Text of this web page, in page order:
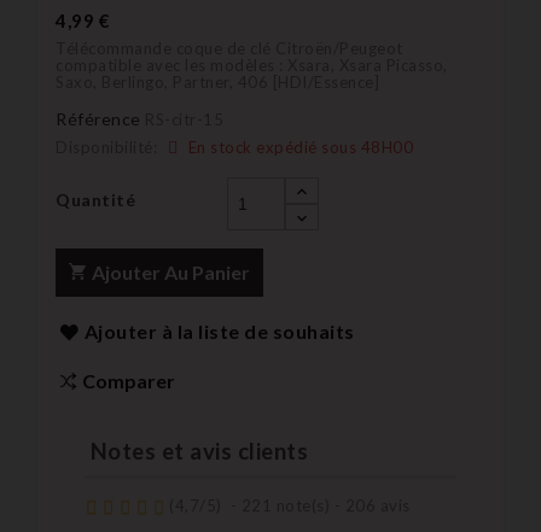
4,99 €
Référence
En stock expédié sous 48H00
Quantité
Ajouter Au Panier
Ajouter à la liste de souhaits
Comparer
Notes et avis clients